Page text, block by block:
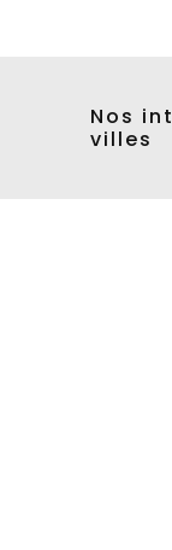
Nos
villes